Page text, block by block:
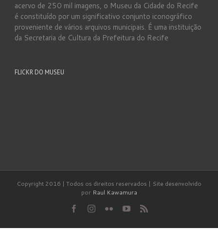
acervo de 250 mil imagens, o Museu da Cidade do Recife
é constituído por um significativo conjunto iconográfico
proveniente de vários arquivos municipais. É uma instituição
da Secretaria de Cultura da Prefeitura do Recife
FLICKR DO MUSEU
Copyright 2016 | Todos os direitos reservados | Site desenvolvido
por Raul Kawamura
FacebookInstagram
FlickrYouTube